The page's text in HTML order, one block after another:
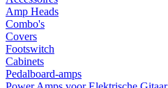
Amp Heads
Combo's
Covers
Footswitch
Cabinets
Pedalboard-amps